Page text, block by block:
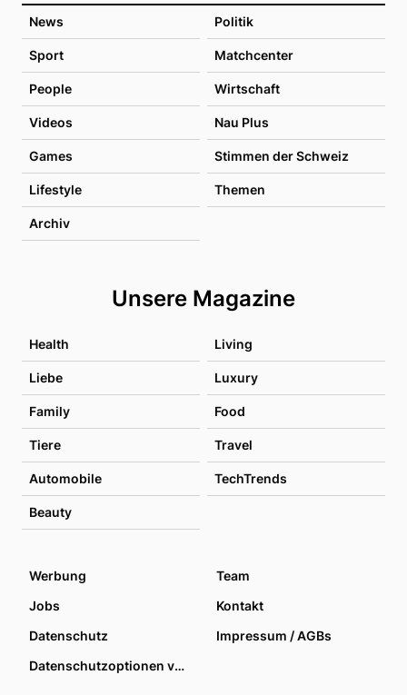
News Politik
Sport Matchcenter
People Wirtschaft
Videos Nau Plus
Games Stimmen der Schweiz
Lifestyle Themen
Archiv
Unsere Magazine
Health Living
Liebe Luxury
Family Food
Tiere Travel
Automobile TechTrends
Beauty
Werbung
Team
Jobs
Kontakt
Datenschutz
Impressum / AGBs
Datenschutzoptionen verwalten